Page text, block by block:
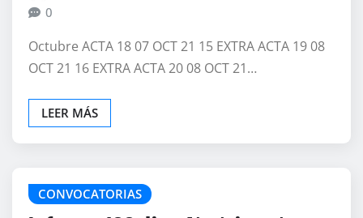
0
Octubre ACTA 18 07 OCT 21 15 EXTRA ACTA 19 08
OCT 21 16 EXTRA ACTA 20 08 OCT 21…
LEER MÁS
CONVOCATORIAS